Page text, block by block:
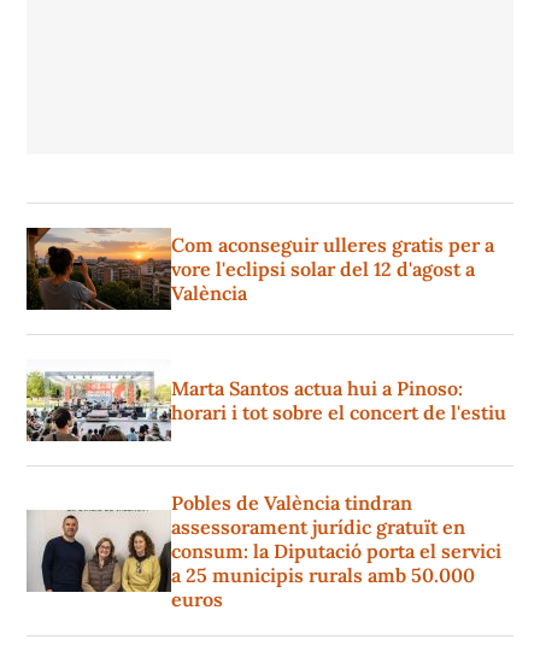
Com aconseguir ulleres gratis per a
vore l'eclipsi solar del 12 d'agost a
València
Marta Santos actua hui a Pinoso:
horari i tot sobre el concert de l'estiu
Pobles de València tindran
assessorament jurídic gratuït en
consum: la Diputació porta el servici
a 25 municipis rurals amb 50.000
euros